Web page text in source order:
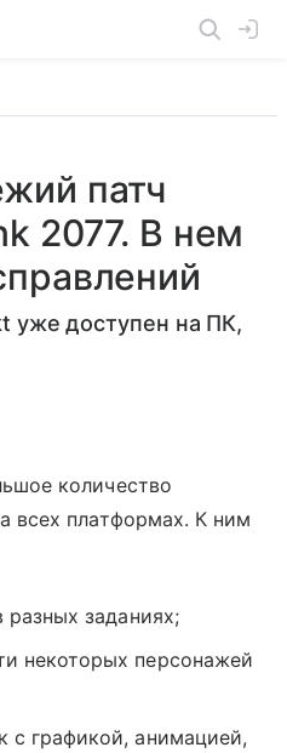
патч
2077. В нем
уже доступен на ПК,
количество
всех платформах. К ним
заданиях;
некоторых персонажей
с графикой, анимацией,